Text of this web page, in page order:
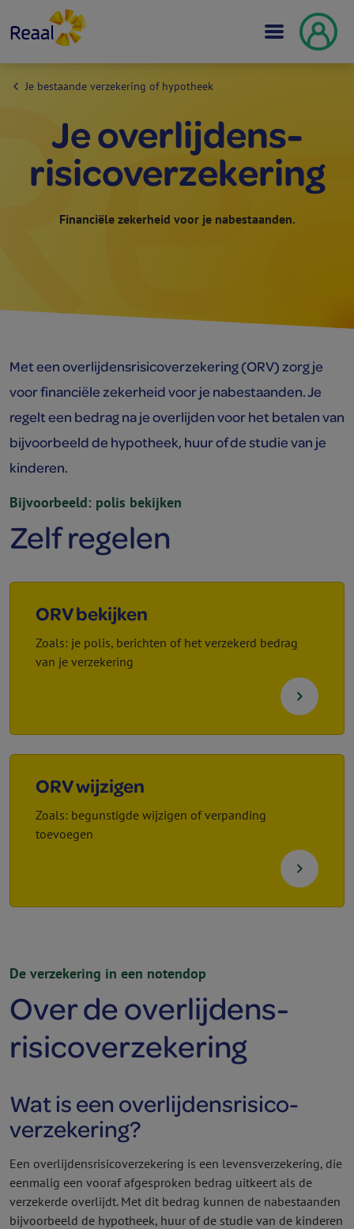
Je bestaande verzekering of hypotheek
Je overlijdens­
risico­verzekering
Financiële zekerheid voor je nabestaanden.
Met een overlijdens­risico­verzekering (ORV) zorg je
voor financiële zekerheid voor je nabestaanden. Je
regelt een bedrag na je overlijden voor het betalen van
bijvoorbeeld de hypotheek, huur of de studie van je
kinderen.
Bijvoorbeeld: polis bekijken
Zelf regelen
ORV bekijken
Zoals: je polis, berichten of het verzekerd bedrag
van je verzekering
navigate_next
ORV wijzigen
Zoals: begunstigde wijzigen of verpanding
toevoegen
navigate_next
De verzekering in een notendop
Over de overlijdens­
risico­verzekering
Wat is een overlijdens­risico­
verzekering?
Een overlijdens­risico­verzekering is een levens­verzekering, die
eenmalig een vooraf afgesproken bedrag uitkeert als de
verzekerde overlijdt. Met dit bedrag kunnen de nabestaanden
bijvoorbeeld de hypotheek, huur of de studie van de kinderen